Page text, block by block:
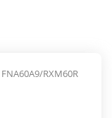
FNA60A9/RXM60R